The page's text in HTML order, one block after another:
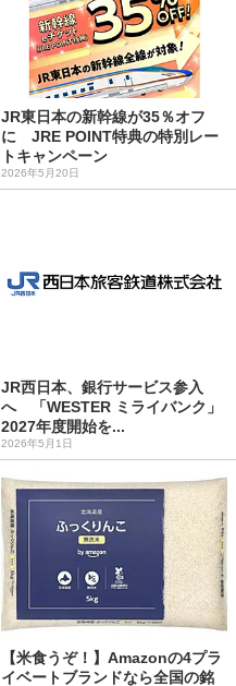
JR東日本の新幹線が35％オフ
に JRE POINT特典の特別レー
トキャンペーン
2026年5月20日
JR西日本、銀行サービス参入
へ 「WESTER ミライバンク」
2027年度開始を...
2026年5月1日
【米食うぞ！】Amazonの4プラ
イベートブランドなら全国の銘